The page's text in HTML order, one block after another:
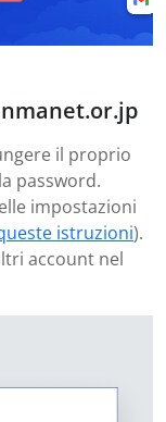
il proprio
password.
impostazioni
istruzioni).
account nel